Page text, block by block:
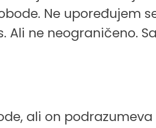
Ne upoređujem
ne neograničeno.
ali on